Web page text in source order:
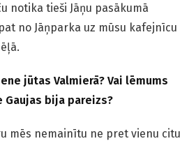
notika tieši Jāņu pasākumā
no Jāņparka uz mūsu kafejnīcu
jūtas Valmierā? Vai lēmums
bija pareizs?
mēs nemainītu ne pret vienu citu